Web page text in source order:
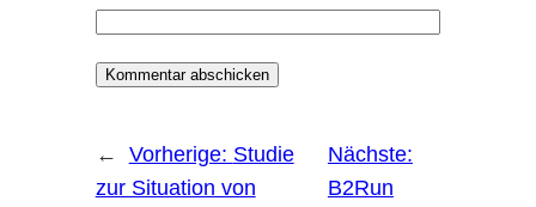
← Vorherige: Studie
zur Situation von
Nächste:
B2Run